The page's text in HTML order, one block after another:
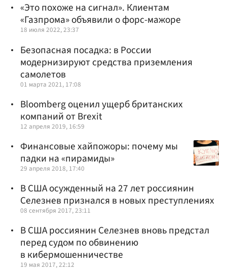
«Это похоже на сигнал». Клиентам
«Газпрома» объявили о форс-мажоре
18 июля 2022, 23:37
Безопасная посадка: в России
модернизируют средства приземления
самолетов
01 марта 2021, 17:08
Bloomberg оценил ущерб британских
компаний от Brexit
12 апреля 2019, 16:59
Финансовые хайпожоры: почему мы
падки на «пирамиды»
29 апреля 2018, 17:40
В США осужденный на 27 лет россиянин
Селезнев признался в новых преступлениях
08 сентября 2017, 23:11
В США россиянин Селезнев вновь предстал
перед судом по обвинению
в кибермошенничестве
19 мая 2017, 22:12